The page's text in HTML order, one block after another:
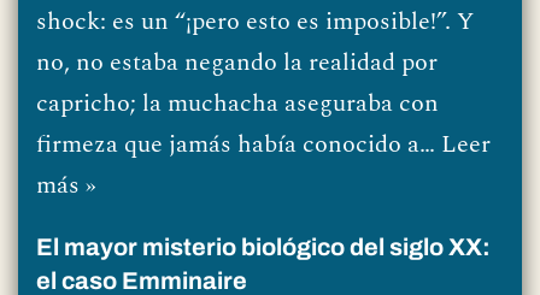
shock: es un “¡pero esto es imposible!”. Y
no, no estaba negando la realidad por
capricho; la muchacha aseguraba con
firmeza que jamás había conocido a… Leer
más »
El mayor misterio biológico del siglo XX:
el caso Emminaire